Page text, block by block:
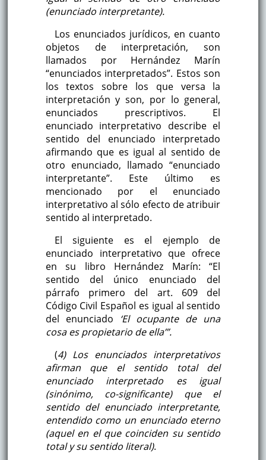
(enunciado interpretante).
Los enunciados jurídicos, en cuanto
objetos de interpretación, son
llamados por Hernández Marín
“enunciados interpretados”. Estos son
los textos sobre los que versa la
interpretación y son, por lo general,
enunciados prescriptivos. El
enunciado interpretativo describe el
sentido del enunciado interpretado
afirmando que es igual al sentido de
otro enunciado, llamado “enunciado
interpretante”. Este último es
mencionado por el enunciado
interpretativo al sólo efecto de atribuir
sentido al interpretado.
El siguiente es el ejemplo de
enunciado interpretativo que ofrece
en su libro Hernández Marín: “El
sentido del único enunciado del
párrafo primero del art. 609 del
Código Civil Español es igual al sentido
del enunciado ‘El ocupante de una
cosa es propietario de ella’”.
(4) Los enunciados interpretativos
afirman que el sentido total del
enunciado interpretado es igual
(sinónimo, co-significante) que el
sentido del enunciado interpretante,
entendido como un enunciado eterno
(aquel en el que coinciden su sentido
total y su sentido literal).